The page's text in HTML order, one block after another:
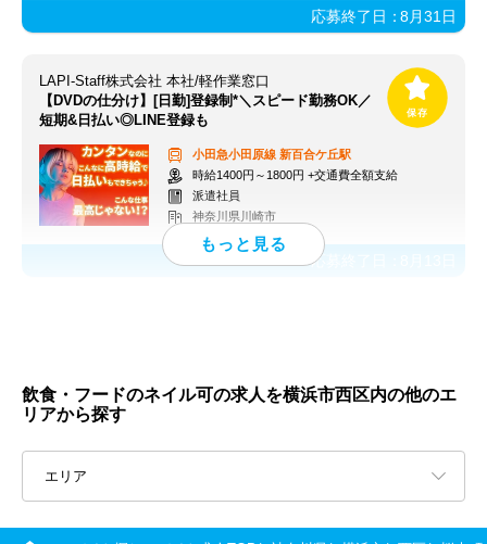
応募終了日：8月31日
LAPI-Staff株式会社 本社/軽作業窓口
【DVDの仕分け】[日勤]登録制*＼スピード勤務OK／
短期&日払い◎LINE登録も
小田急小田原線 新百合ケ丘駅
時給1400円～1800円 +交通費全額支給
派遣社員
神奈川県川崎市
応募終了日：
飲食・フードのネイル可の求人を横浜市西区内の他のエ
リアから探す
エリア